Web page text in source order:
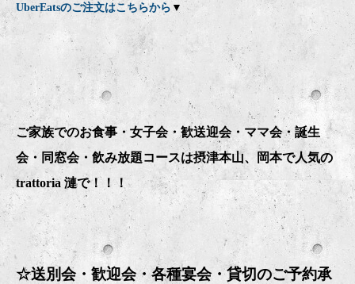
UberEatsのご注文はこちらから ▼
ご家族でのお食事・女子会・歓送迎会・ママ会・誕生
会・同窓会・飲み放題コースは摂津本山、岡本で人気の
trattoria 漣で！！！
☆送別会・歓迎会・各種宴会・貸切のご予約承